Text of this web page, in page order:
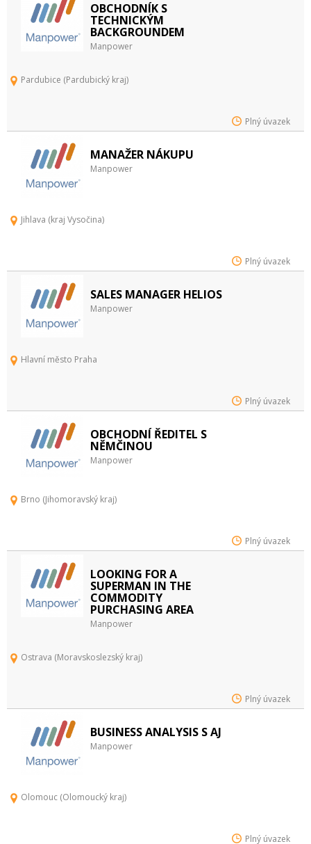
OBCHODNÍK S
TECHNICKÝM
BACKGROUNDEM
Manpower
Pardubice (Pardubický kraj)
Plný úvazek
MANAŽER NÁKUPU
Manpower
Jihlava (kraj Vysočina)
Plný úvazek
SALES MANAGER HELIOS
Manpower
Hlavní město Praha
Plný úvazek
OBCHODNÍ ŘEDITEL S
NĚMČINOU
Manpower
Brno (Jihomoravský kraj)
Plný úvazek
LOOKING FOR A
SUPERMAN IN THE
COMMODITY
PURCHASING AREA
Manpower
Ostrava (Moravskoslezský kraj)
Plný úvazek
BUSINESS ANALYSIS S AJ
Manpower
Olomouc (Olomoucký kraj)
Plný úvazek